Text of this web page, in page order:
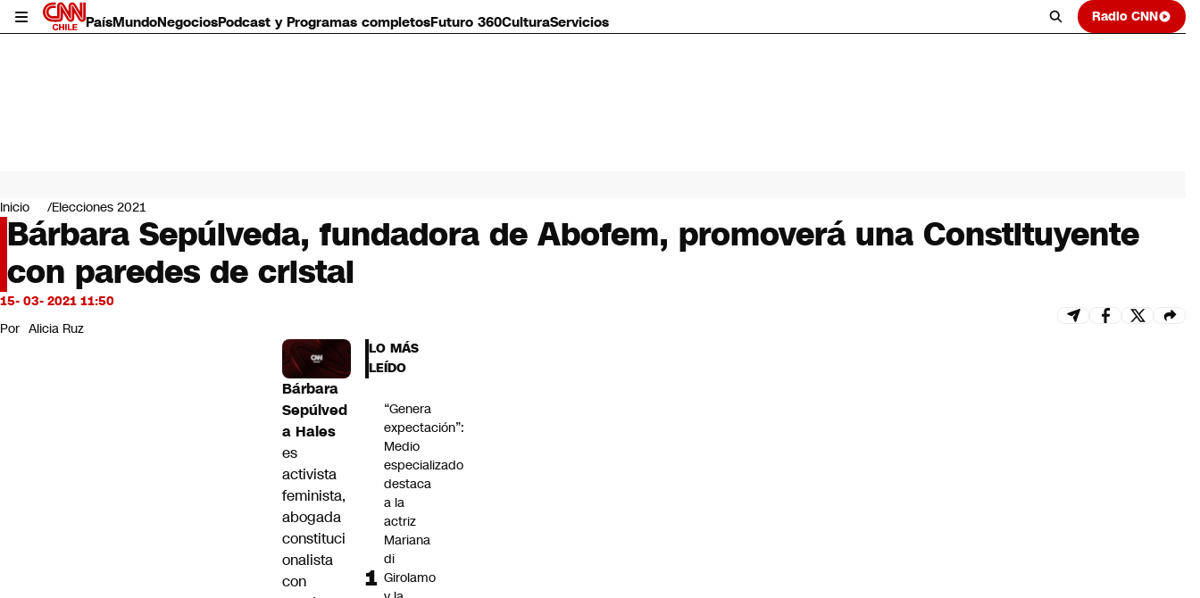
PaísMundoNegociosPodcast y Programas completosFuturo 360CulturaServicios Radio CNN
Mundo
Negocios
Deportes
Programas completos
Cultura
Servicios
Bits
CNN Data
Inicio Elecciones 2021
Bárbara Sepúlveda, fundadora de Abofem, promoverá una Constituyente
con paredes de cristal
15- 03- 2021 11:50
Por Alicia Ruz
Bárbara
Sepúlved
a Hales
es
activista
feminista,
abogada
constituci
onalista
con
LO MÁS
LEÍDO
“Genera
expectación”:
Medio
especializado
destaca
a la
actriz
Mariana
di
Girolamo